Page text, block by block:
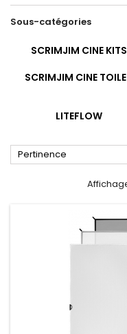
Sous-catégories
SCRIMJIM CINE KITS
SCRIMJIM CINE
LITEFLOW
Pertinence